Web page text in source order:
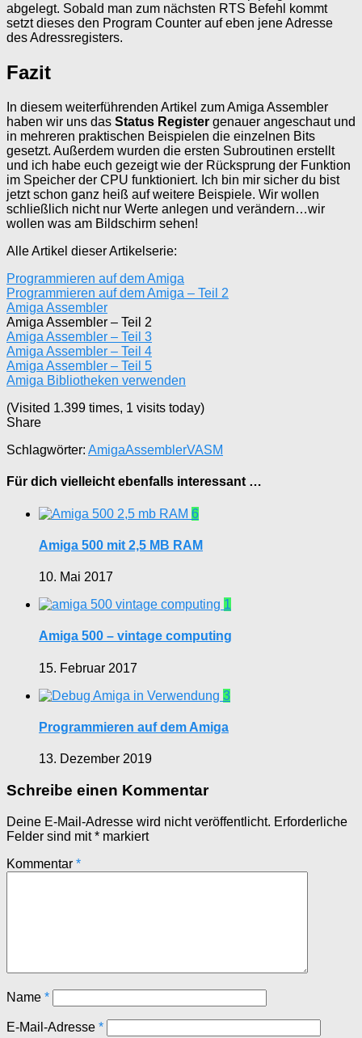
abgelegt. Sobald man zum nächsten RTS Befehl kommt
setzt dieses den Program Counter auf eben jene Adresse
des Adressregisters.
Fazit
In diesem weiterführenden Artikel zum Amiga Assembler
haben wir uns das Status Register genauer angeschaut und
in mehreren praktischen Beispielen die einzelnen Bits
gesetzt. Außerdem wurden die ersten Subroutinen erstellt
und ich habe euch gezeigt wie der Rücksprung der Funktion
im Speicher der CPU funktioniert. Ich bin mir sicher du bist
jetzt schon ganz heiß auf weitere Beispiele. Wir wollen
schließlich nicht nur Werte anlegen und verändern…wir
wollen was am Bildschirm sehen!
Alle Artikel dieser Artikelserie:
Programmieren auf dem Amiga
Programmieren auf dem Amiga – Teil 2
Amiga Assembler
Amiga Assembler – Teil 2
Amiga Assembler – Teil 3
Amiga Assembler – Teil 4
Amiga Assembler – Teil 5
Amiga Bibliotheken verwenden
(Visited 1.399 times, 1 visits today)
Share
Schlagwörter: AmigaAssemblerVASM
Für dich vielleicht ebenfalls interessant …
6
Amiga 500 mit 2,5 MB RAM
10. Mai 2017
1
Amiga 500 – vintage computing
15. Februar 2017
3
Programmieren auf dem Amiga
13. Dezember 2019
Schreibe einen Kommentar
Deine E-Mail-Adresse wird nicht veröffentlicht. Erforderliche
Felder sind mit* markiert
Kommentar *
Name *
E-Mail-Adresse *